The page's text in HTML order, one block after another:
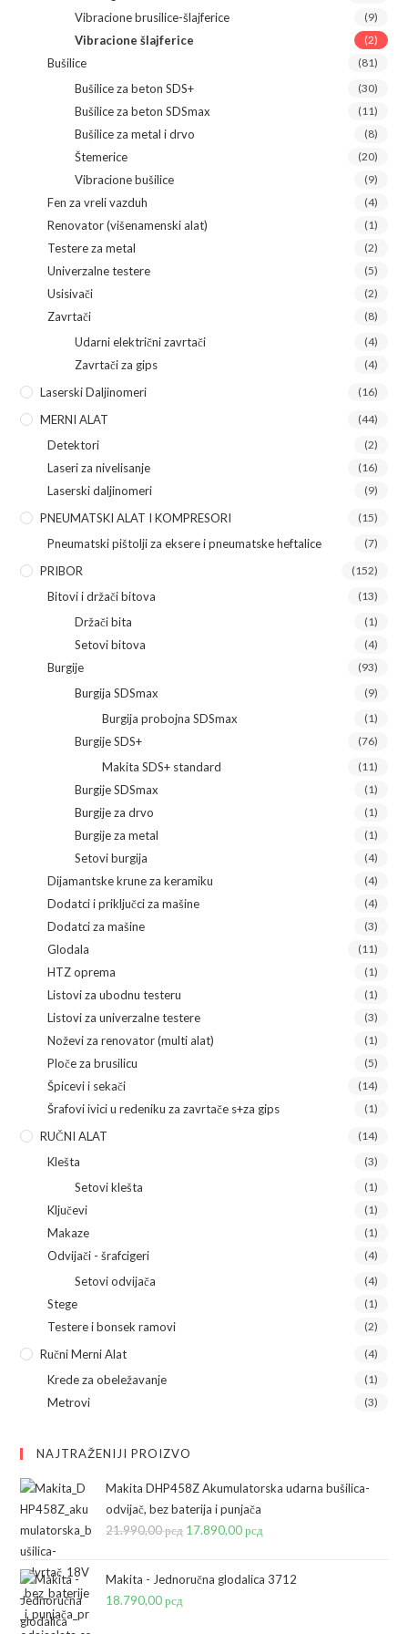
Vibracione brusilice-šlajferice (9)
Vibracione šlajferice (2)
Bušilice (81)
Bušilice za beton SDS+ (30)
Bušilice za beton SDSmax (11)
Bušilice za metal i drvo (8)
Štemerice (20)
Vibracione bušilice (9)
Fen za vreli vazduh (4)
Renovator (višenamenski alat) (1)
Testere za metal (2)
Univerzalne testere (5)
Usisivači (2)
Zavrtači (8)
Udarni električni zavrtači (4)
Zavrtači za gips (4)
Laserski Daljinomeri (16)
MERNI ALAT (44)
Detektori (2)
Laseri za nivelisanje (16)
Laserski daljinomeri (9)
PNEUMATSKI ALAT I KOMPRESORI (15)
Pneumatski pištolji za eksere i pneumatske heftalice (7)
PRIBOR (152)
Bitovi i držači bitova (13)
Držači bita (1)
Setovi bitova (4)
Burgije (93)
Burgija SDSmax (9)
Burgija probojna SDSmax (1)
Burgije SDS+ (76)
Makita SDS+ standard (11)
Burgije SDSmax (1)
Burgije za drvo (1)
Burgije za metal (1)
Setovi burgija (4)
Dijamantske krune za keramiku (4)
Dodatci i priključci za mašine (4)
Dodatci za mašine (3)
Glodala (11)
HTZ oprema (1)
Listovi za ubodnu testeru (1)
Listovi za univerzalne testere (3)
Noževi za renovator (multi alat) (1)
Ploče za brusilicu (5)
Špicevi i sekači (14)
Šrafovi ivici u redeniku za zavrtače s+za gips (1)
RUČNI ALAT (14)
Klešta (3)
Setovi klešta (1)
Ključevi (1)
Makaze (1)
Odvijači - šrafcigeri (4)
Setovi odvijača (4)
Stege (1)
Testere i bonsek ramovi (2)
Ručni Merni Alat (4)
Krede za obeležavanje (1)
Metrovi (3)
NAJTRAŽENIJI PROIZVO
Makita DHP458Z Akumulatorska udarna bušilica-
odvijač, bez baterija i punjača
21.990,00рсд Originalna
je
17.890,00рсд
je:
Makita - Jednoručna glodalica 3712
18.790,00рсд